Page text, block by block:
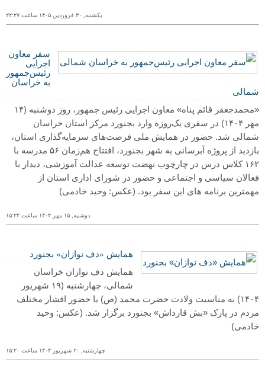
یکشنبه, ٣۰ فروردين ١۴۰۵ ساعت ٢٢:٢٧
سفر معاون
اجرایی
رئیس‌جمهور
به خراسان
شمالی
«محمدجعفر قائم ‌پناه» معاون اجرایی رئیس‌ جمهور، روز دوشنبه (۱۴
مهر ۱۴۰۴) در سفری یک‌روزه وارد بجنورد مرکز استان خراسان
شمالی شد. حضور در همایش ملی فرصت‌های سرمایه‌گذاری استان،
بازدید از پروژه آبرسانی به شهر بجنورد، افتتاح هم‌زمان ۵۶ مدرسه با
۱۶۲ کلاس درس در چارچوب نهضت توسعه عدالت آموزشی، دیدار با
فعالان سیاسی و اجتماعی و حضور در شورای اداری استان از
مهمترین برنامه های این سفر بود. (عکس: وحید خادمی)
دوشنبه, ١۵ مهر ١۴۰۴ ساعت ١۵:٢٢
همایش «دف نوازان» بجنورد
همایش دف نوازان خراسان
شمالی، چهارشنبه (۱۹ شهریور
۱۴۰۴) به مناسبت ولادت حضرت محمد (ص) با حضور اقشار مختلف
مردم در پارک «بش قارداش» بجنورد برگزار شد. (عکس: وحید
خادمی)
چهارشنبه, ٢۰ شهریور ١۴۰۴ ساعت ١۵:٢۰